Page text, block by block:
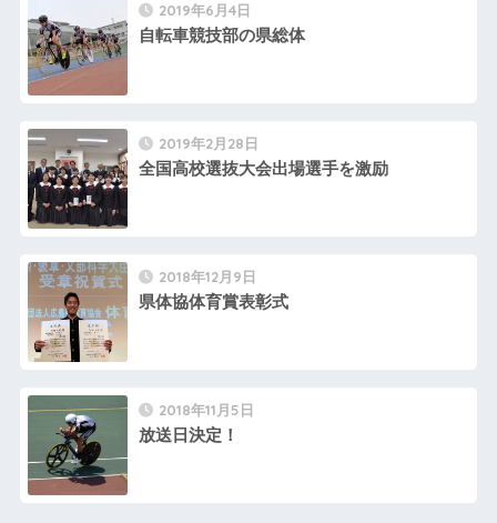
2019年6月4日
自転車競技部の県総体
2019年2月28日
全国高校選抜大会出場選手を激励
2018年12月9日
県体協体育賞表彰式
2018年11月5日
放送日決定！